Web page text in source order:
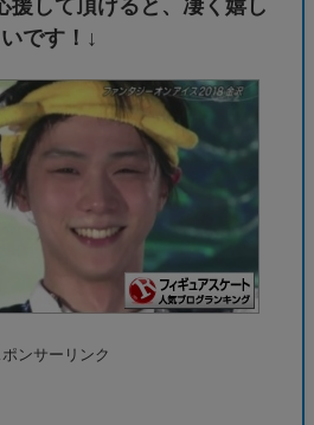
援して頂けると、凄く嬉し
いです！↓
ポンサーリンク